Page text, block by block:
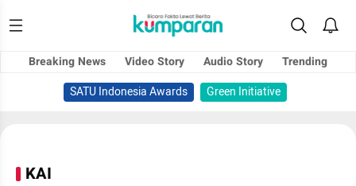
Breaking News Video Story Audio Story
Trending
SATU Indonesia Awards
Green Initiative
KAI